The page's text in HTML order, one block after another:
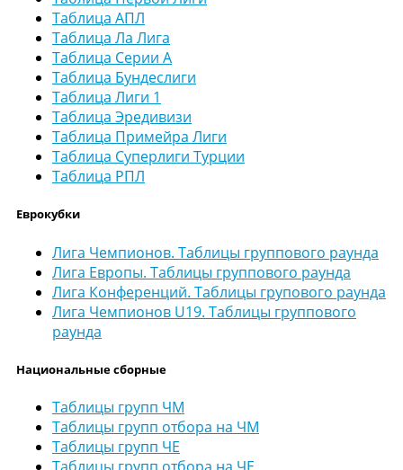
Таблица АПЛ
Таблица Ла Лига
Таблица Серии А
Таблица Бундеслиги
Таблица Лиги 1
Таблица Эредивизи
Таблица Примейра Лиги
Таблица Суперлиги Турции
Таблица РПЛ
Еврокубки
Лига Чемпионов. Таблицы группового раунда
Лига Европы. Таблицы группового раунда
Лига Конференций. Таблицы групового раунда
Лига Чемпионов U19. Таблицы группового
раунда
Национальные сборные
Таблицы групп ЧМ
Таблицы групп отбора на ЧМ
Таблицы групп ЧЕ